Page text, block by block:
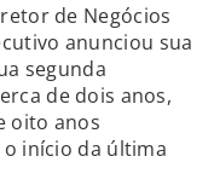
de Negócios
anunciou sua
segunda
de dois anos,
oito anos
início da última